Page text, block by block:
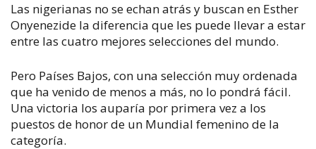
Las nigerianas no se echan atrás y buscan en Esther
Onyenezide la diferencia que les puede llevar a estar
entre las cuatro mejores selecciones del mundo.
Pero Países Bajos, con una selección muy ordenada
que ha venido de menos a más, no lo pondrá fácil.
Una victoria los auparía por primera vez a los
puestos de honor de un Mundial femenino de la
categoría.